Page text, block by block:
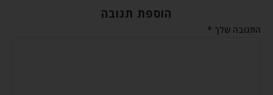
הוספת תגובה
התגובה שלך *